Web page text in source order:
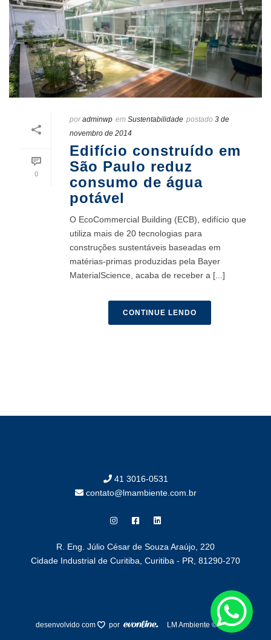
0
poradminwp em Sustentabilidade postado 3 de
novembro de 2014
Edifício construído em
São Paulo reduz
consumo de água
potável
O EcoCommercial Building (ECB), edifício que
utiliza mais de 20 tecnologias para
construções sustentáveis baseadas em
matérias-primas produzidas pela Bayer
MaterialScience, acaba de receber a [...]
CONTINUE LENDO
41 3016-0531
contato@lmambiente.com.br
R. Eng. Júlio César de Souza Araújo, 220
Cidade Industrial de Curitiba, Curitiba - PR, 81290-270
desenvolvido com por LM Ambiente © 2025